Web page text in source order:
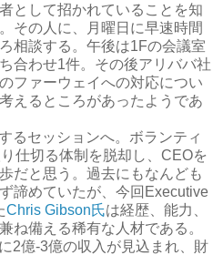
として招かれていることを知
その人に、月曜日に早速時間
相談する。午後は1Fの会議室
合わせ1件。その後アリババ社
ファーウェイへの対応につい
えるところがあったようであ
るセッションへ。ボランティ
仕切る体制を脱却し、CEOを
だと思う。過去にもなんども
諦めていたが、今回Executive
Chris Gibson氏は経歴、能力、
ね備える稀有な人材である。
2億-3億の収入が見込まれ、財